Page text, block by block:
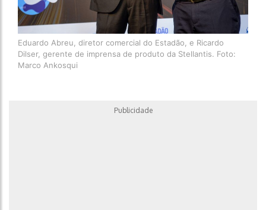
Eduardo Abreu, diretor comercial do Estadão, e Ricardo
Dilser, gerente de imprensa de produto da Stellantis. Foto:
Marco Ankosqui
Publicidade